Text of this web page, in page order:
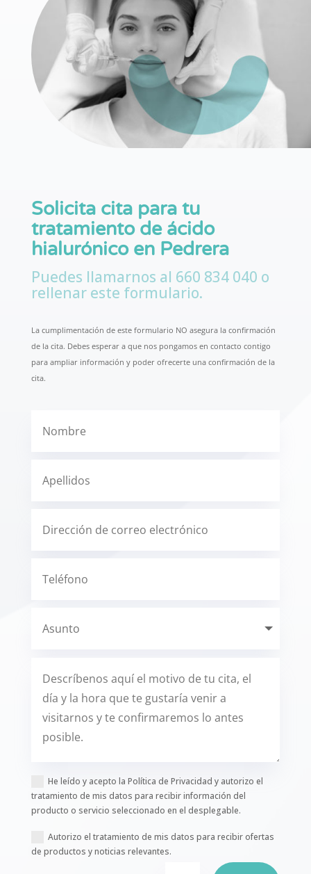
Solicita cita para tu
tratamiento de ácido
hialurónico en Pedrera
Puedes llamarnos al 660 834 040 o
rellenar este formulario.
La cumplimentación de este formulario NO asegura la confirmación
de la cita. Debes esperar a que nos pongamos en contacto contigo
para ampliar información y poder ofrecerte una confirmación de la
cita.
He leído y acepto la Política de Privacidad y autorizo el
tratamiento de mis datos para recibir información del
producto o servicio seleccionado en el desplegable.
Autorizo el tratamiento de mis datos para recibir ofertas
de productos y noticias relevantes.